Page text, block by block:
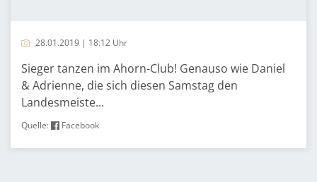
28.01.2019 | 18:12 Uhr
Sieger tanzen im Ahorn-Club! Genauso wie Daniel
& Adrienne, die sich diesen Samstag den
Landesmeiste...
Quelle: Facebook